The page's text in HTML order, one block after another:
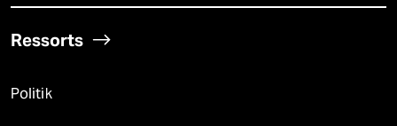
Ressorts
Politik